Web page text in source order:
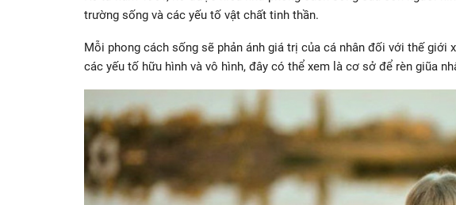
trường sống và các yếu tố vật chất tinh thần.
Mỗi phong cách sống sẽ phản ánh giá trị của cá nhân đối với thế giới
các yếu tố hữu hình và vô hình, đây có thể xem là cơ sở để rèn giũa